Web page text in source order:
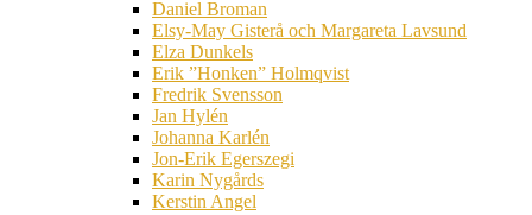
Daniel Broman
Elsy-May Gisterå och Margareta Lavsund
Elza Dunkels
Erik ”Honken” Holmqvist
Fredrik Svensson
Jan Hylén
Johanna Karlén
Jon-Erik Egerszegi
Karin Nygårds
Kerstin Angel